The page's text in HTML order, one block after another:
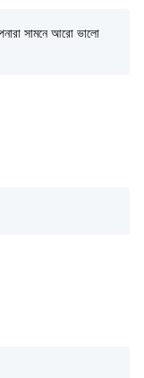
সামনে আরো ভালো